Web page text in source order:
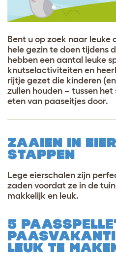
Bent u op zoek naar
hele gezin te doen tijdens
hebben een aantal leuke
knutselactiviteiten en
rijtje gezet die kinderen
zullen houden – tussen
eten van paaseitjes door.
ZAAIEN IN
STAPPEN
Lege eierschalen zijn
zaden voordat ze in de
makkelijk en leuk.
5
LEUK TE